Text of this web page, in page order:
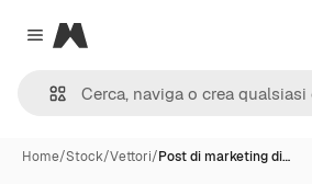
Close menu
Magnific
Home/Stock/Vettori/Post di marketing di…